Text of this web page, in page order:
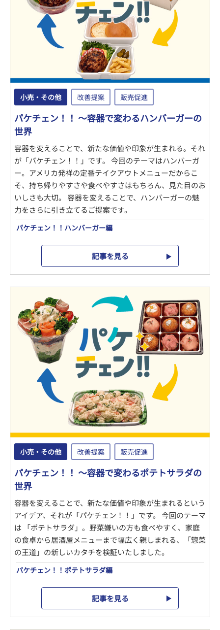
小売・その他 改善提案 販売促進
パケチェン！！ ～容器で変わるハンバーガーの
世界
容器を変えることで、新たな価値や印象が生まれる。それ
が「パケチェン！！」です。 今回のテーマはハンバーガ
ー。アメリカ発祥の定番テイクアウトメニューだからこ
そ、持ち帰りやすさや食べやすさはもちろん、見た目のお
いしさも大切。 容器を変えることで、ハンバーガーの魅
力をさらに引き立てるご提案です。
パケチェン！！ハンバーガー編
記事を見る
小売・その他 改善提案 販売促進
パケチェン！！ ～容器で変わるポテトサラダの
世界
容器を変えることで、新たな価値や印象が生まれるという
アイデア、それが「パケチェン！！」です。 今回のテーマ
は 「ポテトサラダ」。野菜嫌いの方も食べやすく、家庭
の食卓から居酒屋メニューまで幅広く親しまれる、「惣菜
の王道」の新しいカタチを検証いたしました。
パケチェン！！ポテトサラダ編
記事を見る